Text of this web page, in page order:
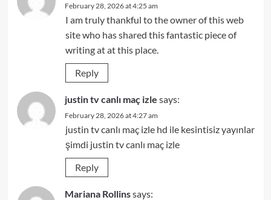
February 28, 2026 at 4:25 am
I am truly thankful to the owner of this web
site who has shared this fantastic piece of
writing at at this place.
Reply
justin tv canlı maç izle says:
February 28, 2026 at 4:27 am
justin tv canlı maç izle hd ile kesintisiz yayınlar
şimdi justin tv canlı maç izle
Reply
Mariana Rollinssays: